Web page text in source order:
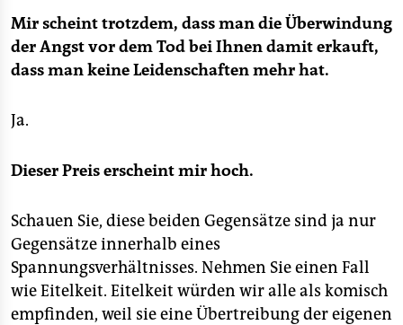
Mir scheint trotzdem, dass man die Überwindung
der Angst vor dem Tod bei Ihnen damit erkauft,
dass man keine Leidenschaften mehr hat.
Ja.
Dieser Preis erscheint mir hoch.
Schauen Sie, diese beiden Gegensätze sind ja nur
Gegensätze innerhalb eines
Spannungsverhältnisses. Nehmen Sie einen Fall
wie Eitelkeit. Eitelkeit würden wir alle als komisch
empfinden, weil sie eine Übertreibung der eigenen